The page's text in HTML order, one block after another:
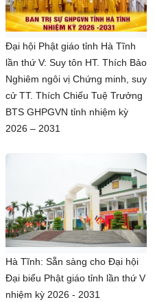
Đại hội Phật giáo tỉnh Hà Tĩnh
lần thứ V: Suy tôn HT. Thích Bảo
Nghiêm ngôi vị Chứng minh, suy
cử TT. Thích Chiếu Tuệ Trưởng
BTS GHPGVN tỉnh nhiệm kỳ
2026 – 2031
Hà Tĩnh: Sẵn sàng cho Đại hội
Đại biểu Phật giáo tỉnh lần thứ V
nhiệm kỳ 2026 - 2031